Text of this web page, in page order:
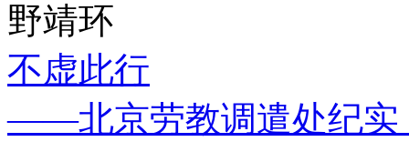
野靖环
不虚此行
——北京劳教调遣处纪实